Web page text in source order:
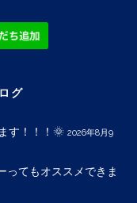
グ
す！！！🌞 2026年8月9
ってもオススメできま